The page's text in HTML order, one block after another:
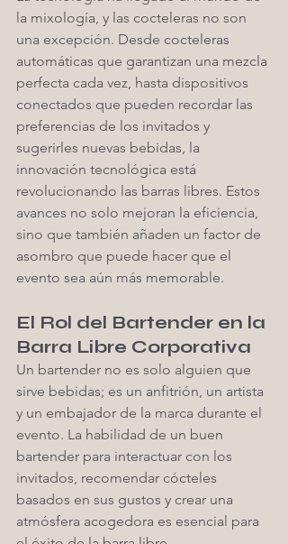
la mixología, y las cocteleras no son
una excepción. Desde cocteleras
automáticas que garantizan una mezcla
perfecta cada vez, hasta dispositivos
conectados que pueden recordar las
preferencias de los invitados y
sugerirles nuevas bebidas, la
innovación tecnológica está
revolucionando las barras libres. Estos
avances no solo mejoran la eficiencia,
sino que también añaden un factor de
asombro que puede hacer que el
evento sea aún más memorable.
El Rol del Bartender en la
Barra Libre Corporativa
Un bartender no es solo alguien que
sirve bebidas; es un anfitrión, un artista
y un embajador de la marca durante el
evento. La habilidad de un buen
bartender para interactuar con los
invitados, recomendar cócteles
basados en sus gustos y crear una
atmósfera acogedora es esencial para